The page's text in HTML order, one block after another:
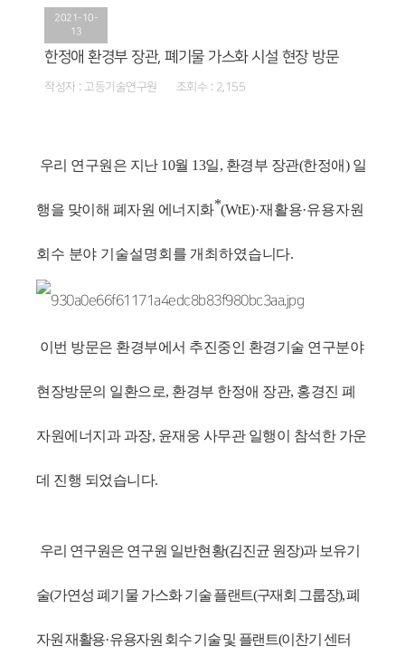
2021-10-
13
한정애 환경부 장관, 폐기물 가스화 시설 현장 방문
작성자 : 고등기술연구원 조회수 : 2,155
우리 연구원은 지난 10월 13일, 환경부 장관(한정애) 일
행을 맞이해 폐자원 에너지화*(WtE)·재활용·유용자원
회수 분야 기술설명회를 개최하였습니다.
이번 방문은 환경부에서 추진중인 환경기술 연구분야
현장방문의 일환으 로, 환경부 한정애 장관, 홍경진 폐
자원에너지과 과장, 윤재웅 사무관 일행이 참석한 가운
데 진행 되었습니다.
우리 연구원은 연구원 일반현황(김진균 원장)과 보유기
술(가연성 폐기물 가스화기술플랜트(구재회 그룹장),폐
자원 재활용·유용자원 회수 기술 및 플랜트(이찬기 센터